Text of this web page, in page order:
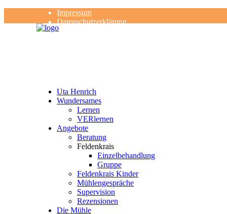
Impressum
Datenschutzerklärung
Kontakt
Uta Henrich
Wundersames
Lernen
VERlernen
Angebote
Beratung
Feldenkrais
Einzelbehandlung
Gruppe
Feldenkrais Kinder
Mühlengespräche
Supervision
Rezensionen
Die Mühle